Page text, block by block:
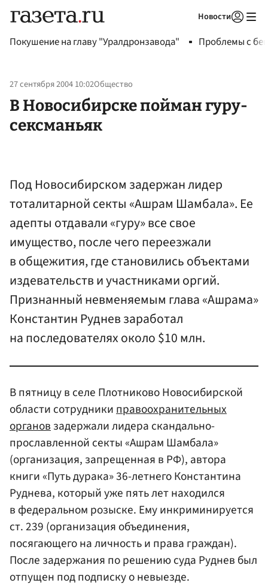
Новости
Покушение на главу "Уралдронзавода" Проблемы с
27 сентября 2004 10:02Общество
В Новосибирске пойман гуру-
сексманьяк
Под Новосибирском задержан лидер
тоталитарной секты «Ашрам Шамбала». Ее
адепты отдавали «гуру» все свое
имущество, после чего переезжали
в общежития, где становились объектами
издевательств и участниками оргий.
Признанный невменяемым глава «Ашрама»
Константин Руднев заработал
на последователях около $10 млн.
В пятницу в селе Плотниково Новосибирской
области сотрудники правоохранительных
органов задержали лидера скандально-
прославленной секты «Ашрам Шамбала»
(организация, запрещенная в РФ), автора
книги «Путь дурака» 36-летнего Константина
Руднева, который уже пять лет находился
в федеральном розыске. Ему инкриминируется
ст. 239 (организация объединения,
посягающего на личность и права граждан).
После задержания по решению суда Руднев был
отпущен под подписку о невыезде.